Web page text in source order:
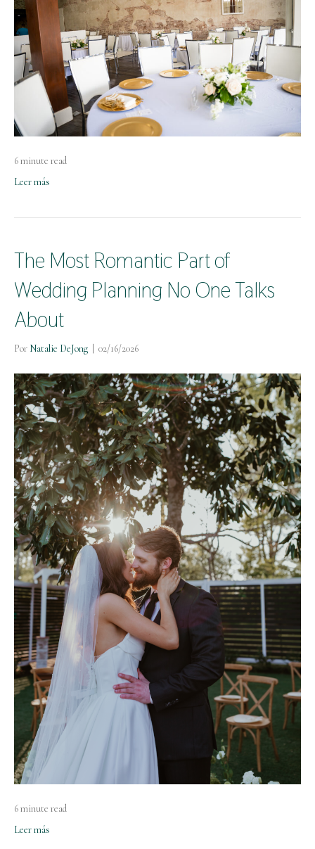
6 minute read
Leer más
The Most Romantic Part of
Wedding Planning No One Talks
About
Por Natalie DeJong 02/16/2026
6 minute read
Leer más